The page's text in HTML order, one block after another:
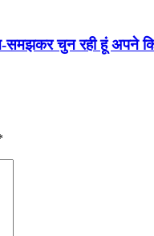
समझकर चुन रही हूं अपने